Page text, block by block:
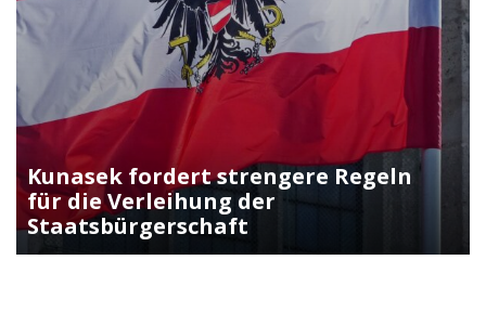
Kunasek fordert strengere Regeln
für die Verleihung der
Staatsbürgerschaft